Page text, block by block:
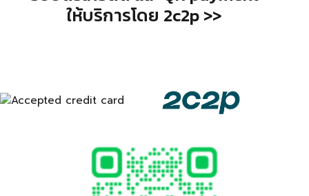
ให้บริการโดย 2c2p >>